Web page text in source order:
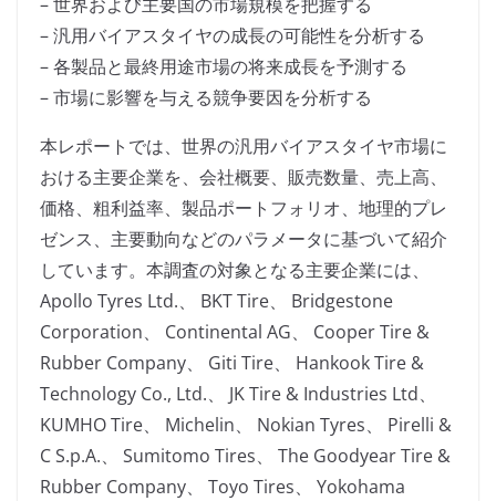
– 汎用バイアスタイヤの成長の可能性を分析する
– 各製品と最終用途市場の将来成長を予測する
– 市場に影響を与える競争要因を分析する
本レポートでは、世界の汎用バイアスタイヤ市場に
おける主要企業を、会社概要、販売数量、売上高、
価格、粗利益率、製品ポートフォリオ、地理的プレ
ゼンス、主要動向などのパラメータに基づいて紹介
しています。本調査の対象となる主要企業には、
Apollo Tyres Ltd.、 BKT Tire、 Bridgestone
Corporation、 Continental AG、 Cooper Tire &
Rubber Company、 Giti Tire、 Hankook Tire &
Technology Co., Ltd.、 JK Tire & Industries Ltd、
KUMHO Tire、 Michelin、 Nokian Tyres、 Pirelli &
C S.p.A.、 Sumitomo Tires、 The Goodyear Tire &
Rubber Company、 Toyo Tires、 Yokohama